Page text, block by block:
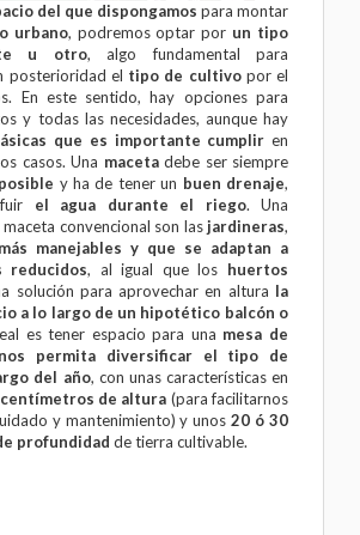
del que dispongamos para montar
urbano, podremos optar por un tipo
u otro, algo fundamental para
posterioridad el tipo de cultivopor el
En este sentido, hay opciones para
y todas las necesidades, aunque hay
que es importante cumplir en
casos. Una macetadebe ser siempre
y ha de tener un buen drenaje,
el agua durante el riego. Una
convencional son lasjardineras,
más manejables y que se adaptan a
reducidos, al igual que los huertos
solución para aprovechar en altura la
a lo largo de un hipotético balcón o
es tener espacio para una mesa de
permita diversificar el tipo de
del año, con unas características en
de altura (para facilitarnos
y mantenimiento) y unos20 ó 30
profundidad de tierra cultivable.